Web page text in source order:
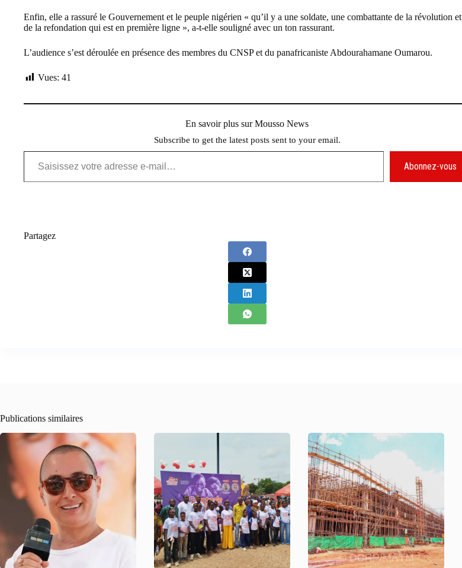
Enfin, elle a rassuré le Gouvernement et le peuple nigérien « qu’il y a une soldate, une combattante de la révolution et
de la refondation qui est en première ligne », a-t-elle souligné avec un ton rassurant.
L’audience s’est déroulée en présence des membres du CNSP et du panafricaniste Abdourahamane Oumarou.
Vues: 41
En savoir plus sur Mousso News
Subscribe to get the latest posts sent to your email.
Saisissez votre adresse e-mail…
Abonnez-vous
Partagez
Publications similaires